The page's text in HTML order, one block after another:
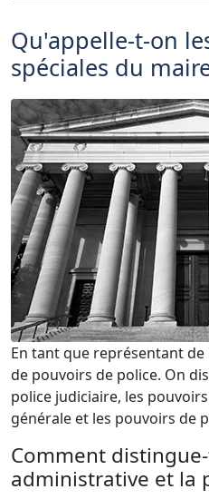
Qu'appelle-t-on
spéciales du
En tant que représentant de
de pouvoirs de police. On
police judiciaire, les
générale et les pouvoirs de
Comment
administrative et la